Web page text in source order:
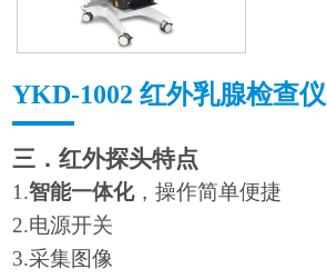
YKD-1002 红外乳腺检查仪
三．红外探头特点
1.智能一体化，操作简单便捷
2.电源开关
3.采集图像